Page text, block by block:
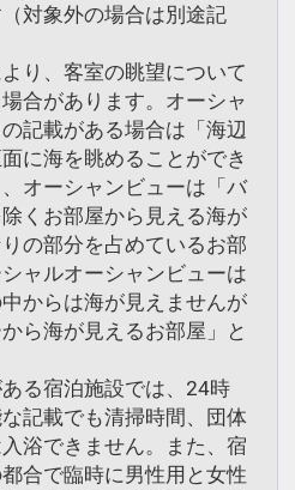
対象外の場合は別途記
より、客室の眺望について
合があります。オーシャ
記載がある場合は「海辺
に海を眺めることができ
オーシャンビューは「バ
くお部屋から見える海が
の部分を占めているお部
ャルオーシャンビューは
中からは海が見えませんが
ら海が見えるお部屋」と
ある宿泊施設では、24時
記載でも清掃時間、団体
浴できません。また、宿
合で臨時に男性用と女性